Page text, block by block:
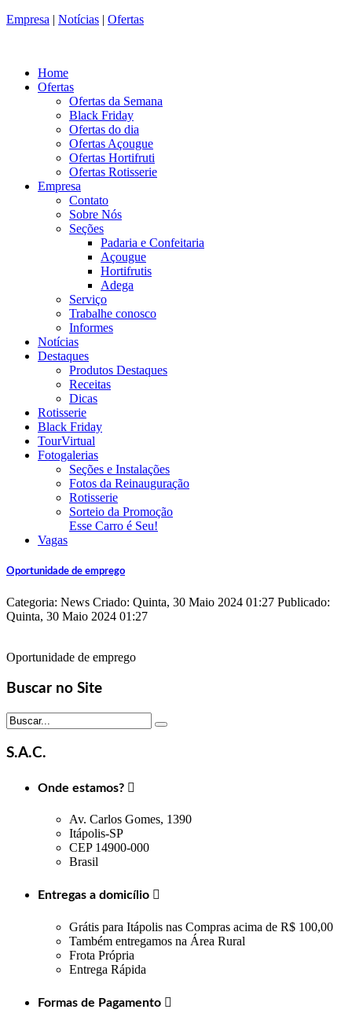
Empresa | Notícias | Ofertas
Home
Ofertas
Ofertas da Semana
Black Friday
Ofertas do dia
Ofertas Açougue
Ofertas Hortifruti
Ofertas Rotisserie
Empresa
Contato
Sobre Nós
Seções
Padaria e Confeitaria
Açougue
Hortifrutis
Adega
Serviço
Trabalhe conosco
Informes
Notícias
Destaques
Produtos Destaques
Receitas
Dicas
Rotisserie
Black Friday
TourVirtual
Fotogalerias
Seções e Instalações
Fotos da Reinauguração
Rotisserie
Sorteio da Promoção
Esse Carro é Seu!
Vagas
Oportunidade de emprego
Categoria: News Criado: Quinta, 30 Maio 2024 01:27 Publicado:
Quinta, 30 Maio 2024 01:27
Oportunidade de emprego
Buscar no Site
S.A.C.
Onde estamos?
Av. Carlos Gomes, 1390
Itápolis-SP
CEP 14900-000
Brasil
Entregas a domicílio 
Grátis para Itápolis nas Compras acima de R$ 100,00
Também entregamos na Área Rural
Frota Própria
Entrega Rápida
Formas de Pagamento